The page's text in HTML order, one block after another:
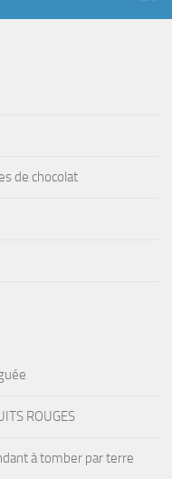
de chocolat
ROUGES
à tomber par terre